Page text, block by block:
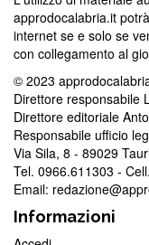
manifestazione […]
approdocalabria.it
internet se e solo se
con collegamento al
© 2023
Direttore responsabile
Direttore editoriale
Responsabile ufficio
Via Sila, 8 - 89029
Tel. 0966.611303 -
Email:
Informazioni